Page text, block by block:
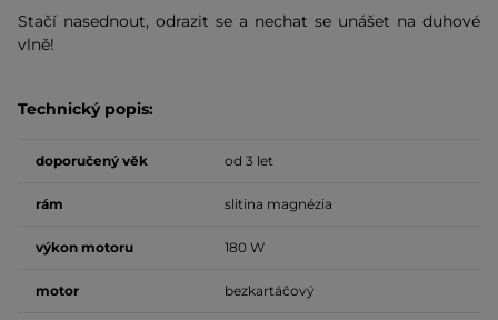
Stačí nasednout, odrazit se a nechat se unášet na duhové
vlně!
Technický popis:
doporučený věk od 3 let
rám slitina magnézia
výkon motoru 180 W
motor bezkartáčový